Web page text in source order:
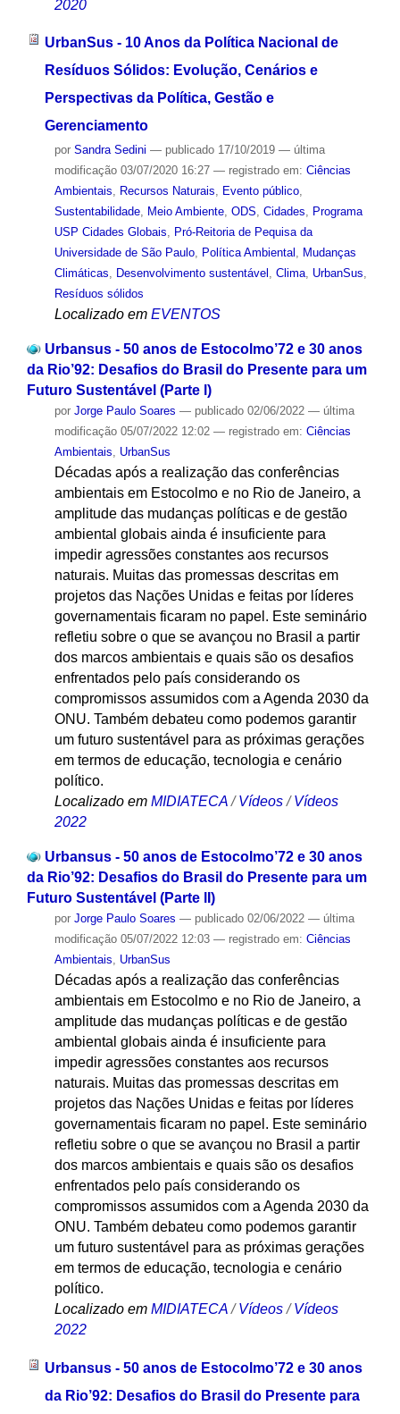
2020
UrbanSus - 10 Anos da Política Nacional de
Resíduos Sólidos: Evolução, Cenários e
Perspectivas da Política, Gestão e
Gerenciamento
por Sandra Sedini — publicado17/10/2019 — última
modificação03/07/2020 16:27 — registrado em: Ciências
Ambientais, Recursos Naturais, Evento público,
Sustentabilidade, Meio Ambiente, ODS, Cidades, Programa
USP Cidades Globais, Pró-Reitoria de Pequisa da
Universidade de São Paulo, Política Ambiental , Mudanças
Climáticas, Desenvolvimento sustentável , Clima, UrbanSus,
Resíduos sólidos
Localizado em EVENTOS
Urbansus - 50 anos de Estocolmo’72 e 30 anos
da Rio’92: Desafios do Brasil do Presente para um
Futuro Sustentável (Parte l)
por Jorge Paulo Soares — publicado02/06/2022 — última
modificação05/07/2022 12:02 — registrado em: Ciências
Ambientais, UrbanSus
Décadas após a realização das conferências
ambientais em Estocolmo e no Rio de Janeiro, a
amplitude das mudanças políticas e de gestão
ambiental globais ainda é insuficiente para
impedir agressões constantes aos recursos
naturais. Muitas das promessas descritas em
projetos das Nações Unidas e feitas por líderes
governamentais ficaram no papel. Este seminário
refletiu sobre o que se avançou no Brasil a partir
dos marcos ambientais e quais são os desafios
enfrentados pelo país considerando os
compromissos assumidos com a Agenda 2030 da
ONU. Também debateu como podemos garantir
um futuro sustentável para as próximas gerações
em termos de educação, tecnologia e cenário
político.
Localizado em MIDIATECA /Vídeos /Vídeos
2022
Urbansus - 50 anos de Estocolmo’72 e 30 anos
da Rio’92: Desafios do Brasil do Presente para um
Futuro Sustentável (Parte lI)
por Jorge Paulo Soares — publicado02/06/2022 — última
modificação05/07/2022 12:03 — registrado em: Ciências
Ambientais
UrbanSus
Décadas após a realização das conferências
ambientais em Estocolmo e no Rio de Janeiro, a
amplitude das mudanças políticas e de gestão
ambiental globais ainda é insuficiente para
impedir agressões constantes aos recursos
naturais. Muitas das promessas descritas em
projetos das Nações Unidas e feitas por líderes
governamentais ficaram no papel. Este seminário
refletiu sobre o que se avançou no Brasil a partir
dos marcos ambientais e quais são os desafios
enfrentados pelo país considerando os
compromissos assumidos com a Agenda 2030 da
ONU. Também debateu como podemos garantir
um futuro sustentável para as próximas gerações
em termos de educação, tecnologia e cenário
político.
Localizado em MIDIATECA /Vídeos /Vídeos
2022
Urbansus - 50 anos de Estocolmo’72 e 30 anos
da Rio’92: Desafios do Brasil do Presente para